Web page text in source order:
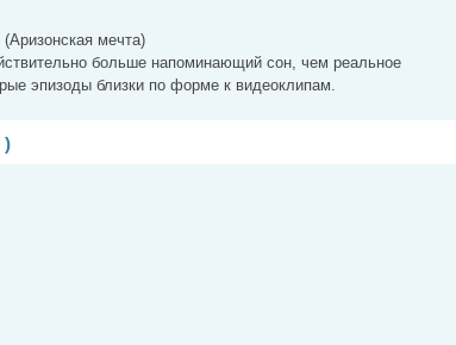
мечта)
больше напоминающий сон, чем реальное
эпизоды близки по форме к видеоклипам.
)